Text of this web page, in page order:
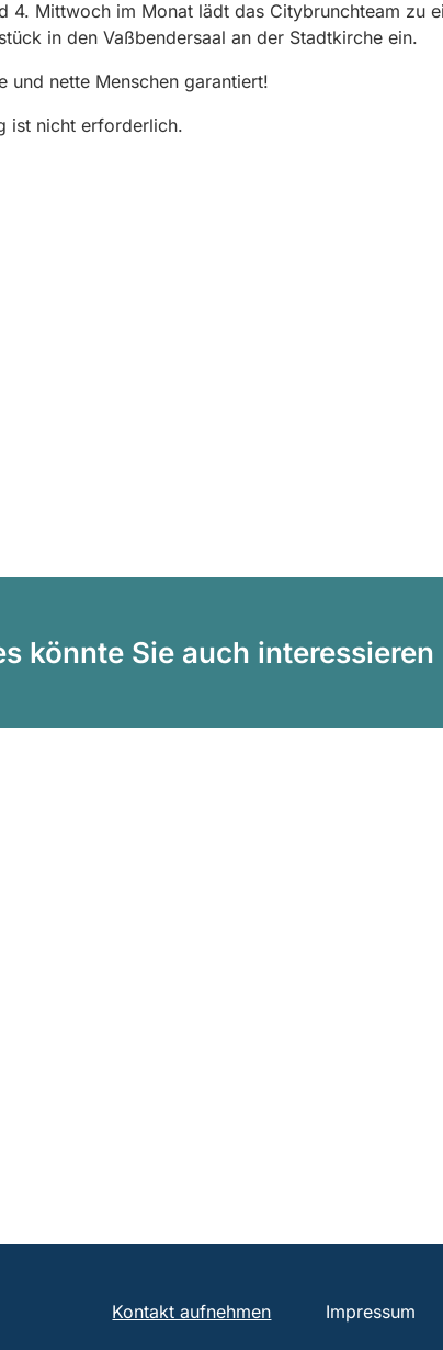
4. Mittwoch im Monat lädt das Citybrunchteam zu
in den Vaßbendersaal an der Stadtkirche ein.
und nette Menschen garantiert!
ist nicht erforderlich.
könnte Sie auch interessieren
Kontakt aufnehmen Impressum